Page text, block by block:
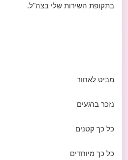
בתקופת השירות שלי בצה"ל.
מביט לאחור
נזכר ברגעים
כל כך קטנים
כל כך מיוחדים